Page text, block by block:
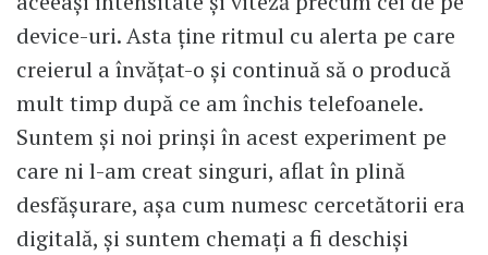
device-uri. Asta ţine ritmul cu alerta pe care
creierul a învăţat-o şi continuă să o producă
mult timp după ce am închis telefoanele.
Suntem şi noi prinşi în acest experiment pe
care ni l-am creat singuri, aflat în plină
desfăşurare, aşa cum numesc cercetătorii era
digitală, şi suntem chemaţi a fi deschişi